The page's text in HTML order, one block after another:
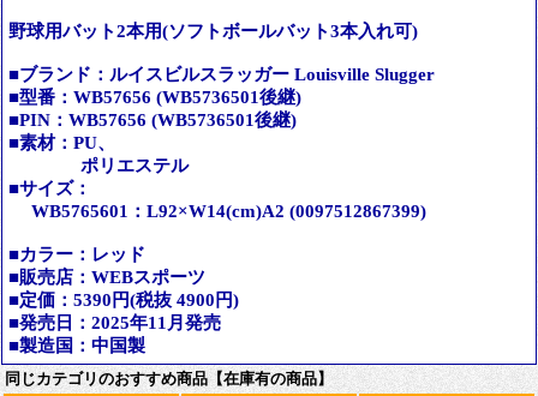
野球用バット2本用(ソフトボールバット3本入れ可)
■ブランド：ルイスビルスラッガー Louisville Slugger
■型番：WB57656 (WB5736501後継)
■PIN：WB57656 (WB5736501後継)
■素材：PU、
ポリエステル
■サイズ：
WB5765601：L92×W14(cm)A2 (0097512867399)
■カラー：レッド
■販売店：WEBスポーツ
■定価：5390円(税抜 4900円)
■発売日：2025年11月発売
■製造国：中国製
同じカテゴリのおすすめ商品【在庫有の商品】